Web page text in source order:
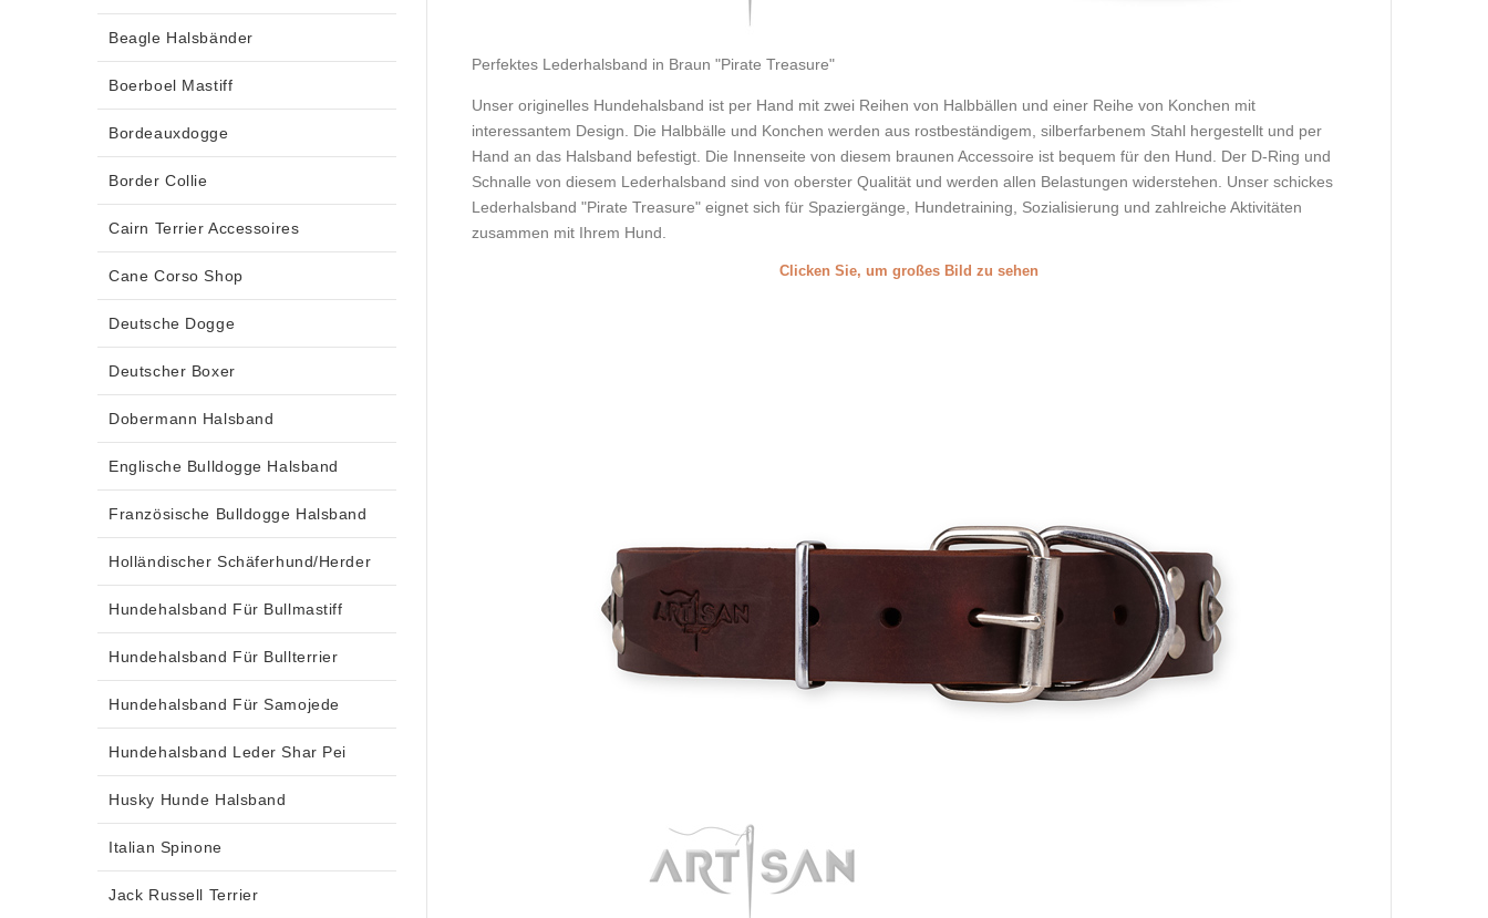
Perfektes Lederhalsband in Braun "Pirate Treasure"
Unser originelles Hundehalsband ist per Hand mit zwei Reihen von Halbbällen und einer Reihe von Konchen mit
interessantem Design. Die Halbbälle und Konchen werden aus rostbeständigem, silberfarbenem Stahl hergestellt und per
Hand an das Halsband befestigt. Die Innenseite von diesem braunen Accessoire ist bequem für den Hund. Der D-Ring und
Schnalle von diesem Lederhalsband sind von oberster Qualität und werden allen Belastungen widerstehen. Unser schickes
Lederhalsband "Pirate Treasure" eignet sich für Spaziergänge, Hundetraining, Sozialisierung und zahlreiche Aktivitäten
zusammen mit Ihrem Hund.
Clicken Sie, um großes Bild zu sehen
Beagle Halsbänder
Boerboel Mastiff
Bordeauxdogge
Border Collie
Cairn Terrier Accessoires
Cane Corso Shop
Deutsche Dogge
Deutscher Boxer
Dobermann Halsband
Englische Bulldogge Halsband
Französische Bulldogge Halsband
Holländischer Schäferhund/Herder
Hundehalsband Für Bullmastiff
Hundehalsband Für Bullterrier
Hundehalsband Für Samojede
Hundehalsband Leder Shar Pei
Husky Hunde Halsband
Italian Spinone
Jack Russell Terrier